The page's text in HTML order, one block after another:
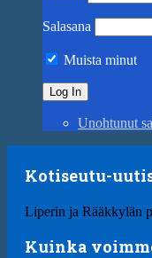
Salasana
Muista minut
Unohtunut
Kotiseutu-
Liperin ja Rääkkylän
Kuinka